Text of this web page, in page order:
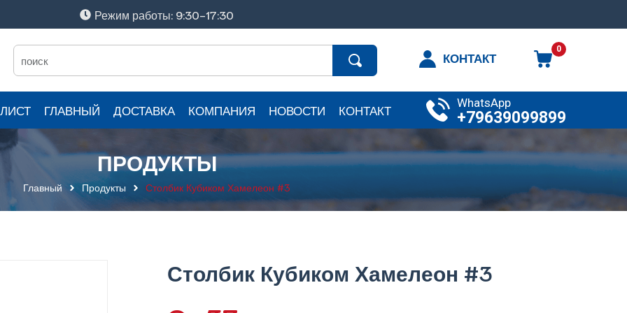
Режим работы: 9:30-17:30
0
КОНТАКТ
ГЛАВНЫЙ ДОСТАВКА КОМПАНИЯ НОВОСТИ КОНТАКТ WhatsApp
+79639099899
ПРОДУКТЫ
Главный Продукты Столбик Кубиком Хамелеон #3
Столбик Кубиком Хамелеон #3